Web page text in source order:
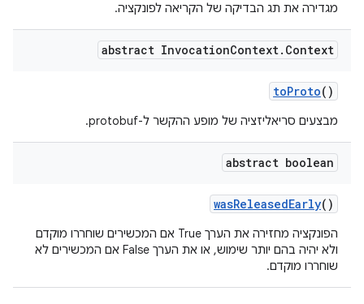
מגדירה את תג הבדיקה של הקריאה לפונקציה.
abstract InvocationContext. Context
toProto()
מבצעים סריאליזציה של מופע ההקשר ל-protobuf.
abstract boolean
wasReleasedEarly()
הפונקציה מחזירה את הערך True אם המכשירים שוחררו מוקדם
ולא יהיה בהם יותר שימוש, או את הערך False אם המכשירים לא
שוחררו מוקדם.